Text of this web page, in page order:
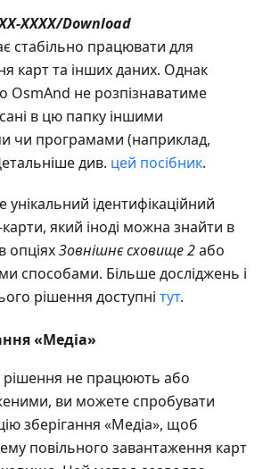
XXXX/Download
стабільно працювати для
карт та інших даних. Однак
OsmAnd не розпізнаватиме
в цю папку іншими
чи програмами (наприклад,
див. цей посібник.
унікальний ідентифікаційний
який іноді можна знайти в
опціяхЗовнішнє сховище 2або
способами. Більше досліджень і
рішення доступні тут.
«Медіа»
не працюють або
ви можете спробувати
зберігання «Медіа», щоб
повільного завантаження карт